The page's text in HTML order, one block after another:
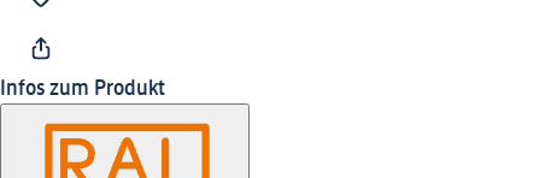
Infos zum Produkt